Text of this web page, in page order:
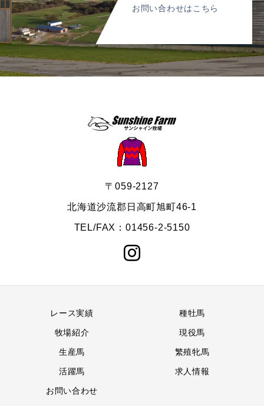
お問い合わせはこちら
〒059-2127
北海道沙流郡日高町旭町46-1
TEL/FAX：01456-2-5150
レース実績 種牡馬
牧場紹介 現役馬
生産馬 繁殖牝馬
活躍馬 求人情報
お問い合わせ